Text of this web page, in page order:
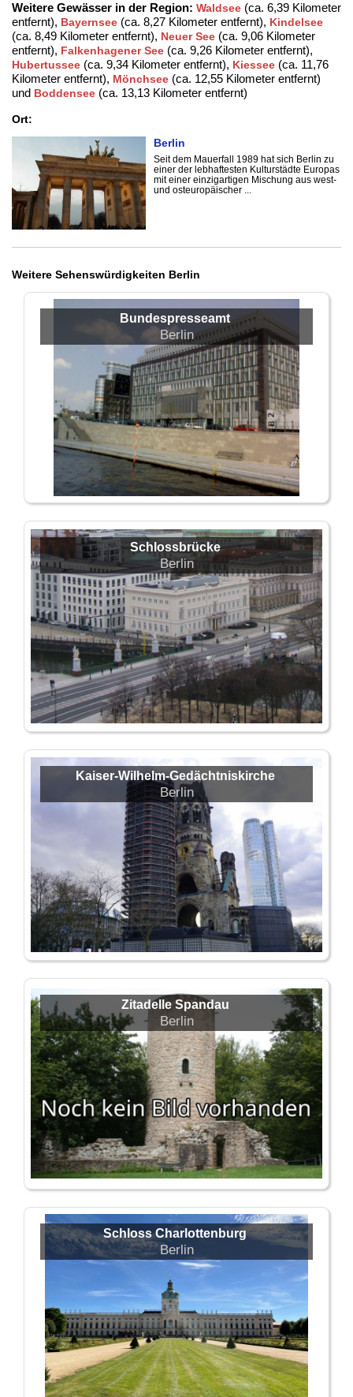
Weitere Gewässer in der Region: Waldsee (ca. 6,39 Kilometer
entfernt), Bayernsee (ca. 8,27 Kilometer entfernt), Kindelsee
(ca. 8,49 Kilometer entfernt), Neuer See (ca. 9,06 Kilometer
entfernt), Falkenhagener See (ca. 9,26 Kilometer entfernt),
Hubertussee (ca. 9,34 Kilometer entfernt), Kiessee (ca. 11,76
Kilometer entfernt), Mönchsee (ca. 12,55 Kilometer entfernt)
und Boddensee (ca. 13,13 Kilometer entfernt)
Ort:
Berlin
Seit dem Mauerfall 1989 hat sich Berlin zu
einer der lebhaftesten Kulturstädte Europas
mit einer einzigartigen Mischung aus west-
und osteuropäischer ...
Weitere Sehenswürdigkeiten Berlin
Bundespresseamt
Berlin
Schlossbrücke
Berlin
Kaiser-Wilhelm-Gedächtniskirche
Berlin
Zitadelle Spandau
Berlin
Schloss Charlottenburg
Berlin